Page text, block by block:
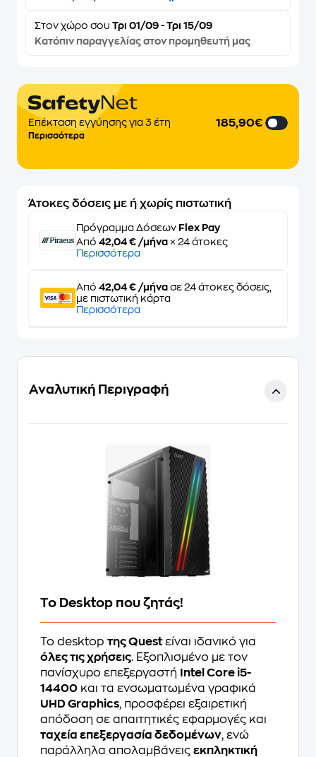
Στον χώρο σου Τρι 01/09 - Τρι 15/09
Κατόπιν παραγγελίας στον προμηθευτή μας
Επέκταση εγγύησης για 3 έτη
Περισσότερα
185,90€
Άτοκες δόσεις με ή χωρίς πιστωτική
Πρόγραμμα Δόσεων Flex Pay
Από 42,04 € /μήνα × 24 άτοκες
Περισσότερα
Από 42,04 € /μήνα σε 24 άτοκες δόσεις,
με πιστωτική κάρτα
Περισσότερα
Αναλυτική Περιγραφή
Το Desktop που ζητάς!
Το desktop της Questείναι ιδανικό για
όλες τις χρήσεις. Εξοπλισμένο με τον
πανίσχυρο επεξεργαστή
Intel Core i5-
14400 και τα ενσωματωμένα γραφικά
UHD Graphics, προσφέρει εξαιρετική
απόδοση σε απαιτητικές εφαρμογές και
ταχεία επεξεργασία δεδομένων, ενώ
παράλληλα απολαμβάνεις εκπληκτική